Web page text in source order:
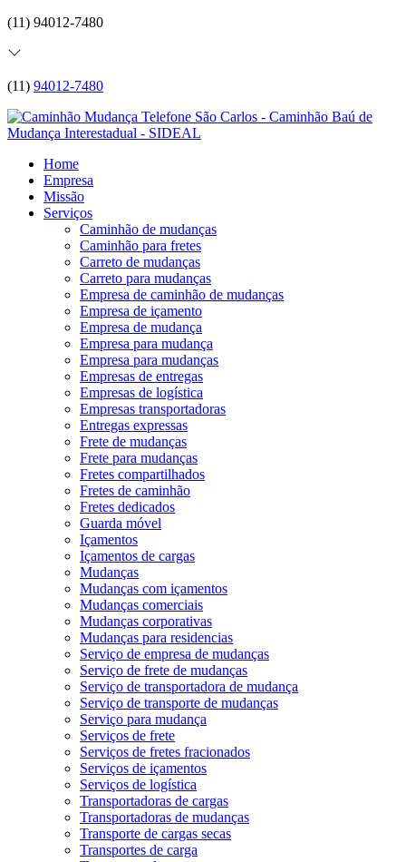
(11) 94012-7480
(11) 94012-7480
Home
Empresa
Missão
Serviços
Caminhão de mudanças
Caminhão para fretes
Carreto de mudanças
Carreto para mudanças
Empresa de caminhão de mudanças
Empresa de içamento
Empresa de mudança
Empresa para mudança
Empresa para mudanças
Empresas de entregas
Empresas de logística
Empresas transportadoras
Entregas expressas
Frete de mudanças
Frete para mudanças
Fretes compartilhados
Fretes de caminhão
Fretes dedicados
Guarda móvel
Içamentos
Içamentos de cargas
Mudanças
Mudanças com içamentos
Mudanças comerciais
Mudanças corporativas
Mudanças para residencias
Serviço de empresa de mudanças
Serviço de frete de mudanças
Serviço de transportadora de mudança
Serviço de transporte de mudanças
Serviço para mudança
Serviços de frete
Serviços de fretes fracionados
Serviços de içamentos
Serviços de logística
Transportadoras de cargas
Transportadoras de mudanças
Transporte de cargas secas
Transportes de carga